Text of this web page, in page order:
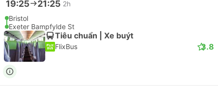
19:25 21:25 2h
Bristol
Exeter Bampfylde St
Tiêu chuẩn | Xe buýt
FlixBus 3.8